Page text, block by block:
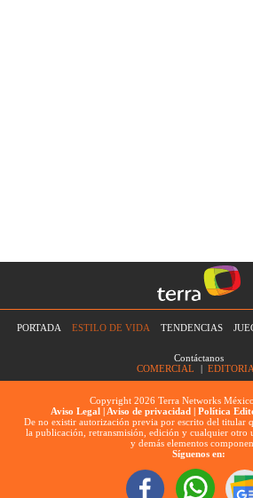
PORTADA ESTILO DE VIDA TENDENCIAS
Contáctanos
COMERCIAL
|
Copyright 2026 Terra Networks
Aviso Legal | Aviso de privacidad | Política
De no existir autorización previa por escrito del titular
la publicación, retransmisión, edición y cualquier otro
y demás elementos
Síguenos en: